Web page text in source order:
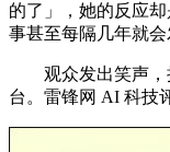
的了」，她的反应
事甚至每隔几年就会
观众发出笑声，
台。雷锋网 AI 科技